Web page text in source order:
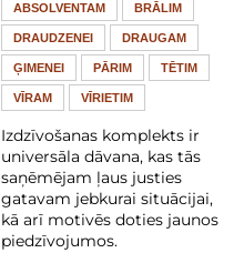
ABSOLVENTAM BRĀLIM
DRAUDZENEI DRAUGAM
ĢIMENEI PĀRIM TĒTIM
VĪRAM VĪRIETIM
Izdzīvošanas komplekts ir
universāla dāvana, kas tās
saņēmējam ļaus justies
gatavam jebkurai situācijai,
kā arī motivēs doties jaunos
piedzīvojumos.